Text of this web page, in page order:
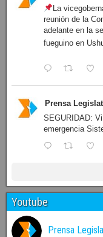
La
reunión de la
adelante en la
fueguino en
Prensa
SEGURIDAD:
emergencia
Youtube
Prensa